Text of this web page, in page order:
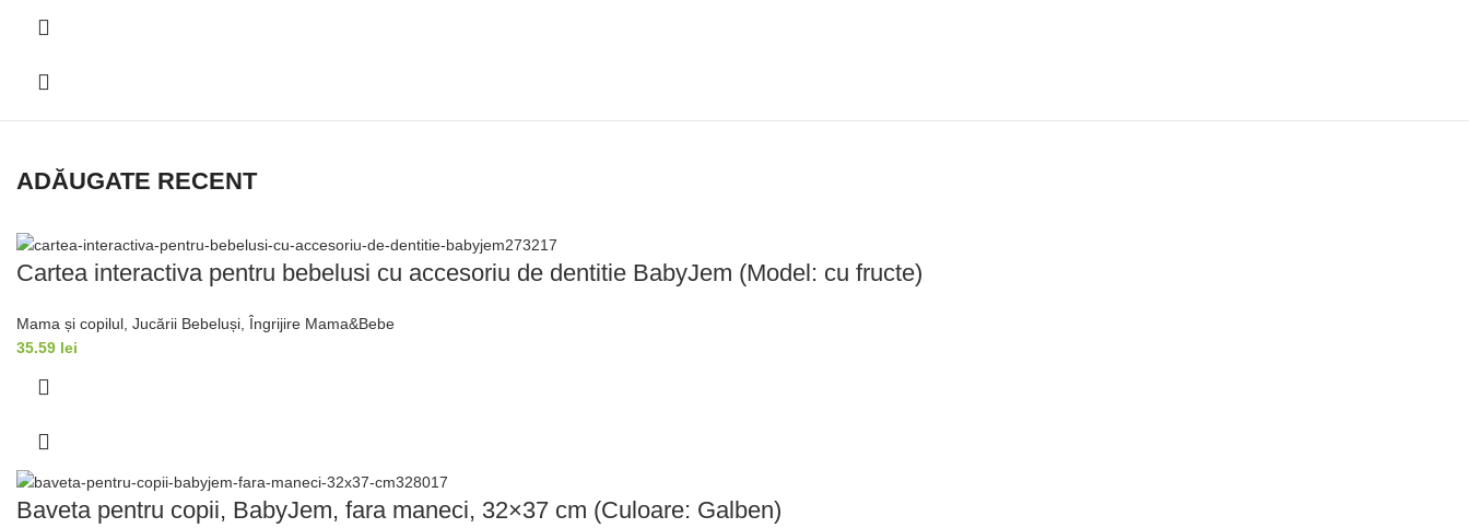
ADĂUGATE RECENT
Cartea interactiva pentru bebelusi cu accesoriu de dentitie BabyJem (Model: cu fructe)
Mama și copilul ,Jucării Bebeluși Îngrijire Mama&Bebe
35.59 lei
Baveta pentru copii, BabyJem, fara maneci, 32×37 cm (Culoare: Galben)